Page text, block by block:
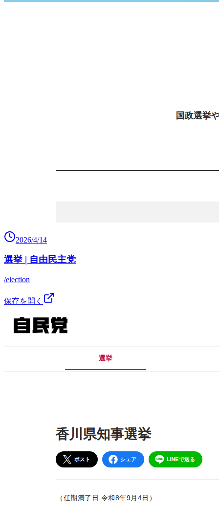
2026/4/14
選挙 | 自由民主党
/election
保存を開く